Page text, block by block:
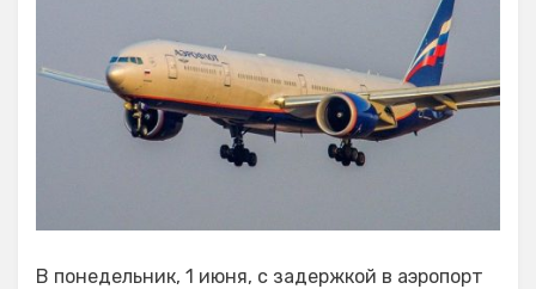
В понедельник, 1 июня, с задержкой в аэропорт